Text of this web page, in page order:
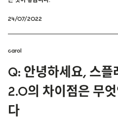
24/07/2022
carol
Q: 안녕하세요, 스플
2.0의 차이점은 무
다